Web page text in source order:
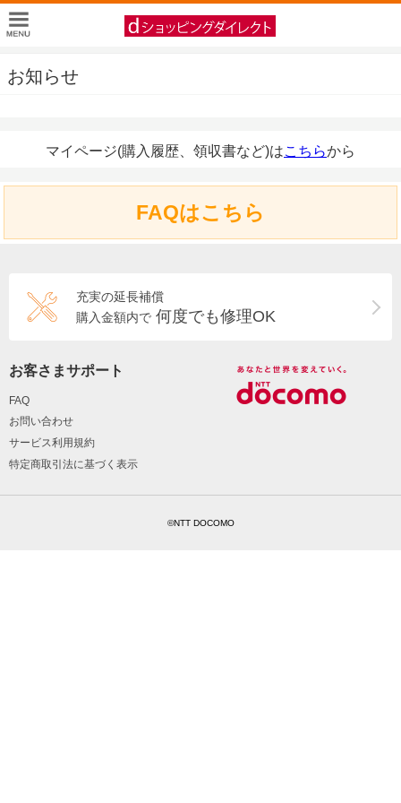
お知らせ
マイページ(購入履歴、領収書など)はこちらから
FAQはこちら
充実の延長補償
購入金額内で 何度でも修理OK
お客さまサポート
FAQ
お問い合わせ
サービス利用規約
特定商取引法に基づく表示
©NTT DOCOMO